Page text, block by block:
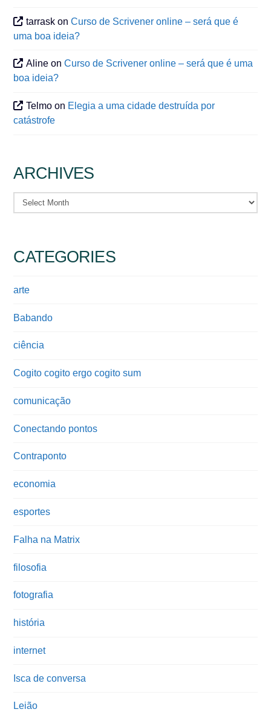
tarrask onCurso de Scrivener online – será que é
uma boa ideia?
Aline onCurso de Scrivener online – será que é uma
boa ideia?
Telmo on Elegia a uma cidade destruída por
catástrofe
ARCHIVES
Archives
CATEGORIES
arte
Babando
ciência
Cogito cogito ergo cogito sum
comunicação
Conectando pontos
Contraponto
economia
esportes
Falha na Matrix
filosofia
fotografia
história
internet
Isca de conversa
Leião